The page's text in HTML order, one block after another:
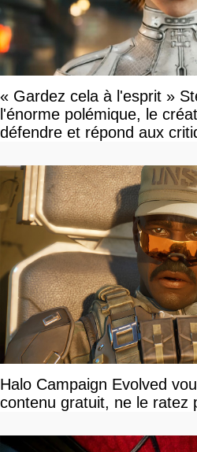
« Gardez cela à l'esprit »
l'énorme polémique, le
défendre et répond aux
Halo Campaign Evolved
contenu gratuit, ne le ratez